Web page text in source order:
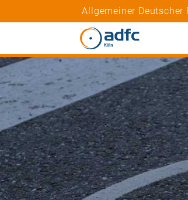
Allgemeiner Deutscher